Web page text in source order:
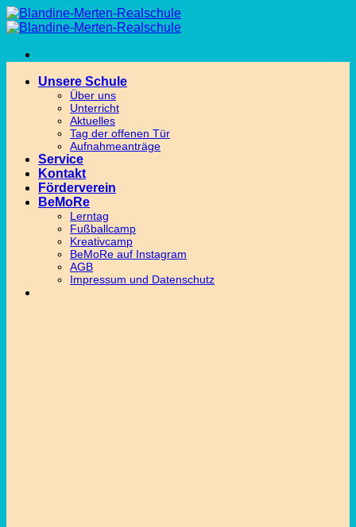
Zum
Inhalt
Unsere Schule
Über uns
Unterricht
Aktuelles
Tag der offenen Tür
Aufnahmeanträge
Service
Kontakt
Förderverein
BeMoRe
Lerntag
Fußballcamp
Kreativcamp
BeMoRe auf Instagram
AGB
Impressum und Datenschutz